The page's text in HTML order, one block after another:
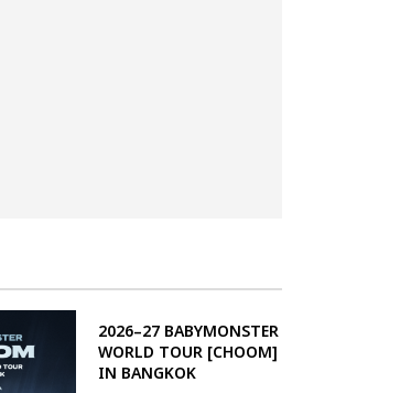
2026–27 BABYMONSTER
WORLD TOUR [CHOOM]
IN BANGKOK